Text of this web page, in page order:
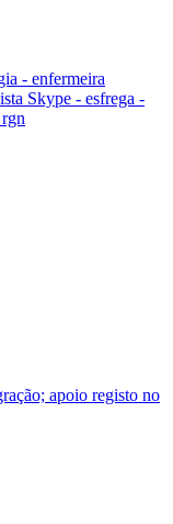
- enfermeira
Skype - esfrega -
apoio registo no